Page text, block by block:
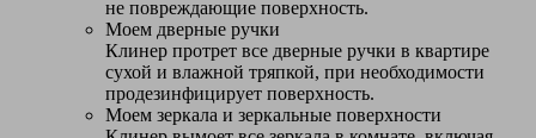
не повреждающие поверхность.
Моем дверные ручки
Клинер протрет все дверные ручки в квартире
сухой и влажной тряпкой, при необходимости
продезинфицирует поверхность.
Моем зеркала и зеркальные поверхности